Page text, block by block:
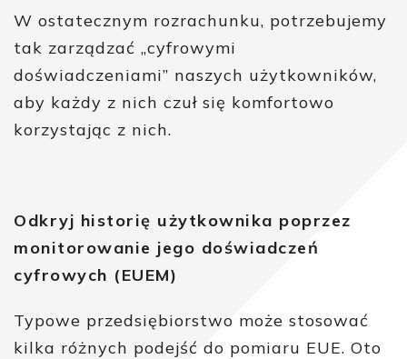
W ostatecznym rozrachunku, potrzebujemy
tak zarządzać „cyfrowymi
doświadczeniami” naszych użytkowników,
aby każdy z nich czuł się komfortowo
korzystając z nich.
Odkryj historię użytkownika poprzez
monitorowanie jego doświadczeń
cyfrowych (EUEM)
Typowe przedsiębiorstwo może stosować
kilka różnych podejść do pomiaru EUE. Oto